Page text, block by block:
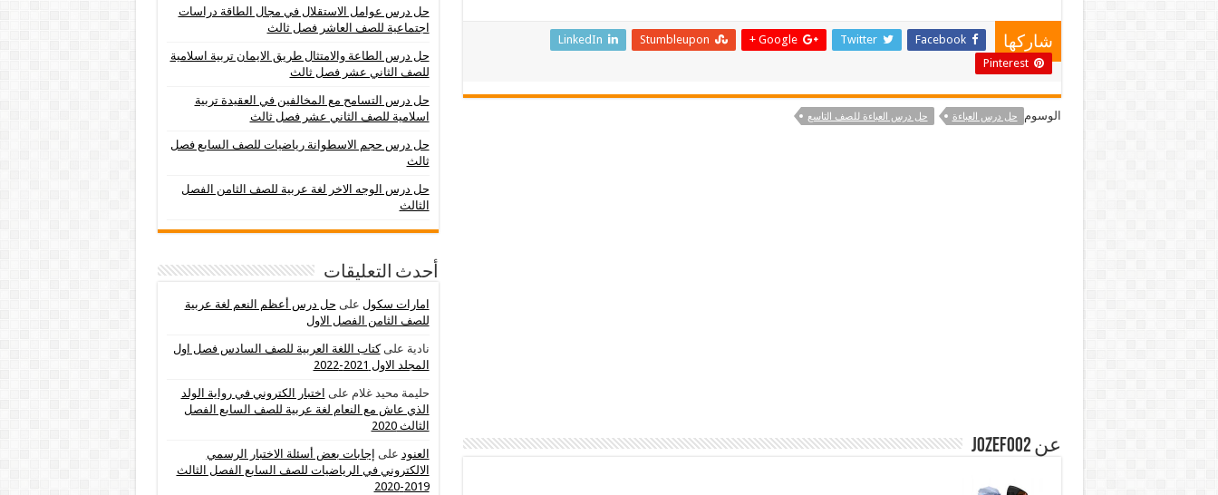
شاركها Facebook
Twitter
Google +
Stumbleupon
LinkedIn
Pinterest
الوسوم حل درس العباءة حل درس العباءة للصف التاسع
عن jozef002
حل درس عوامل الاستقلال في مجال الطاقة دراسات
اجتماعية للصف العاشر فصل ثالث
حل درس الطاعة والامتثال طريق الايمان تربية اسلامية
للصف الثاني عشر فصل ثالث
حل درس التسامح مع المخالفين في العقيدة تربية
اسلامية للصف الثاني عشر فصل ثالث
حل درس حجم الاسطوانة رياضيات للصف السابع فصل
ثالث
حل درس الوجه الاخر لغة عربية للصف الثامن الفصل
الثالث
أحدث التعليقات
امارات سكول على حل درس أعظم النعم لغة عربية
للصف الثامن الفصل الاول
نادية علىكتاب اللغة العربية للصف السادس فصل اول
المجلد الاول 2021-2022
حليمة محيد غلام على اختبار الكتروني في رواية الولد
الذي عاش مع النعام لغة عربية للصف السابع الفصل
الثالث 2020
العنود على إجابات بعض أسئلة الاختبار الرسمي
الالكتروني في الرياضيات للصف السابع الفصل الثالث
2019-2020